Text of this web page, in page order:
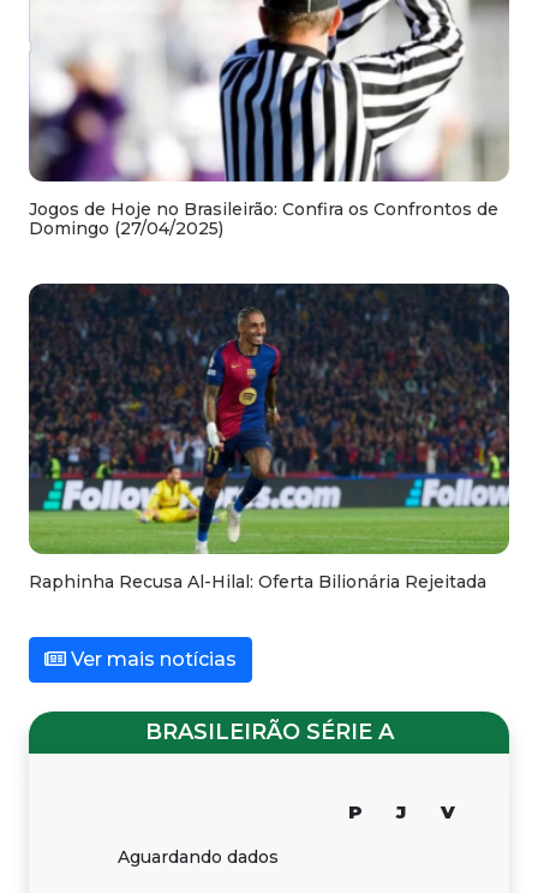
Jogos de Hoje no Brasileirão: Confira os Confrontos de
Domingo (27/04/2025)
Raphinha Recusa Al-Hilal: Oferta Bilionária Rejeitada
Ver mais notícias
BRASILEIRÃO SÉRIE A
P J V
Aguardando dados